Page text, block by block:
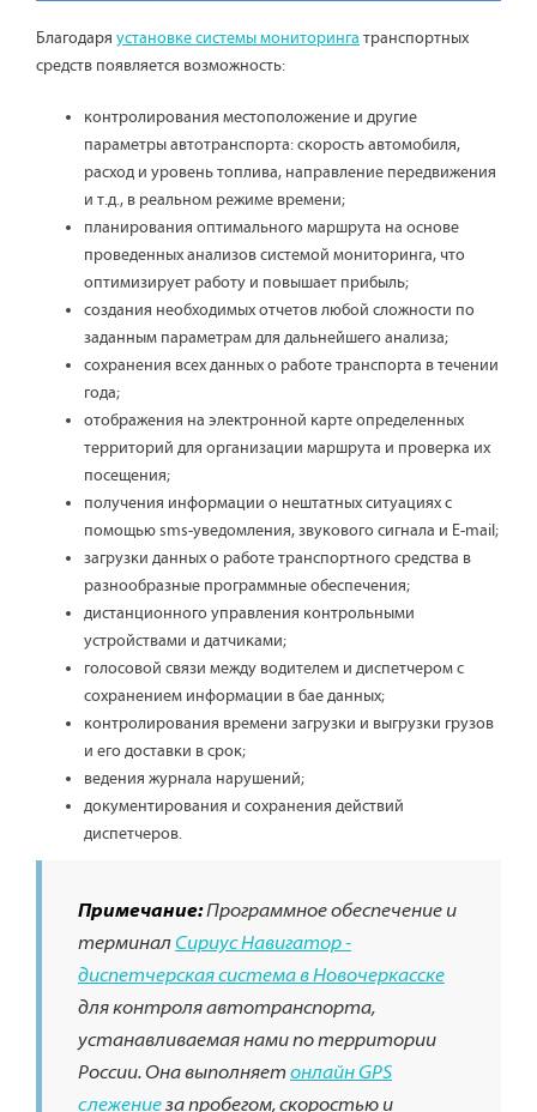
Благодаря установке системы мониторинга транспортных
средств появляется возможность:
контролирования местоположение и другие
параметры автотранспорта: скорость автомобиля,
расход и уровень топлива, направление передвижения
и т.д., в реальном режиме времени;
планирования оптимального маршрута на основе
проведенных анализов системой мониторинга, что
оптимизирует работу и повышает прибыль;
создания необходимых отчетов любой сложности по
заданным параметрам для дальнейшего анализа;
сохранения всех данных о работе транспорта в течении
года;
отображения на электронной карте определенных
территорий для организации маршрута и проверка их
посещения;
получения информации о нештатных ситуациях с
помощью sms-уведомления, звукового сигнала и E-mail;
загрузки данных о работе транспортного средства в
разнообразные программные обеспечения;
дистанционного управления контрольными
устройствами и датчиками;
голосовой связи между водителем и диспетчером с
сохранением информации в бае данных;
контролирования времени загрузки и выгрузки грузов
и его доставки в срок;
ведения журнала нарушений;
документирования и сохранения действий
диспетчеров.
Примечание:Программное обеспечение и
терминалСириус Навигатор -
диспетчерская система в Новочеркасске
для контроля автотранспорта,
устанавливаемая нами по территории
России. Она выполняет онлайн GPS
слежениеза пробегом, скоростью и